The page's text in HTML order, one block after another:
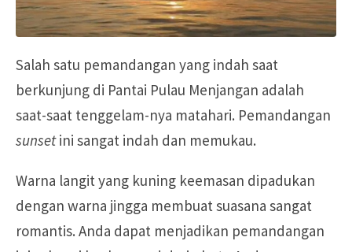
Salah satu pemandangan yang indah saat
berkunjung di Pantai Pulau Menjangan adalah
saat-saat tenggelam-nya matahari. Pemandangan
sunsetini sangat indah dan memukau.
Warna langit yang kuning keemasan dipadukan
dengan warna jingga membuat suasana sangat
romantis. Anda dapat menjadikan pemandangan